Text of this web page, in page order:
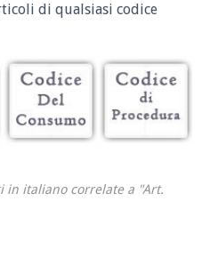
di qualsiasi codice
in italiano correlate a "Art.